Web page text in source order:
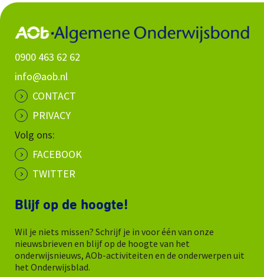
0900 463 62 62
info@aob.nl
CONTACT
PRIVACY
Volg ons:
FACEBOOK
TWITTER
Blijf op de hoogte!
Wil je niets missen? Schrijf je in voor één van onze
nieuwsbrieven en blijf op de hoogte van het
onderwijsnieuws, AOb-activiteiten en de onderwerpen uit
het Onderwijsblad.